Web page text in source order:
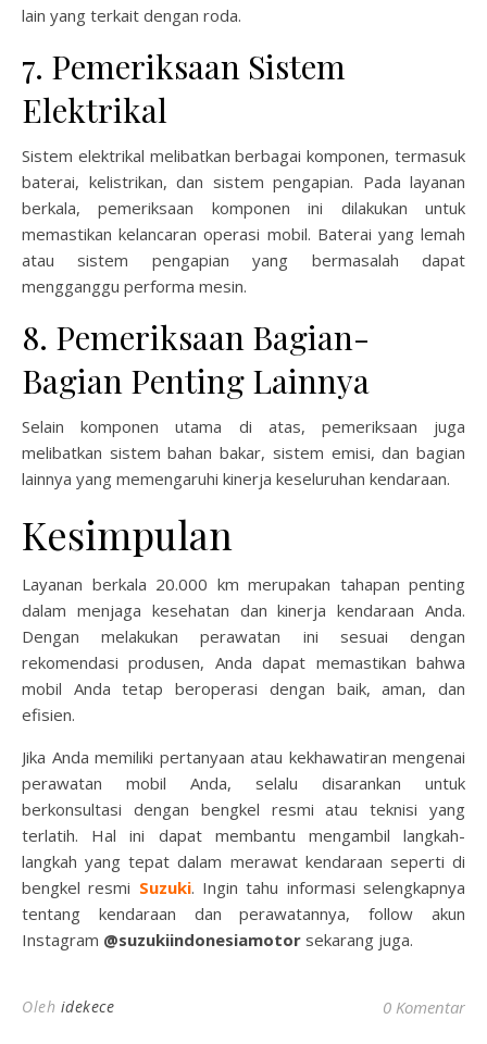
lain yang terkait dengan roda.
7. Pemeriksaan Sistem
Elektrikal
Sistem elektrikal melibatkan berbagai komponen, termasuk
baterai, kelistrikan, dan sistem pengapian. Pada layanan
berkala, pemeriksaan komponen ini dilakukan untuk
memastikan kelancaran operasi mobil. Baterai yang lemah
atau sistem pengapian yang bermasalah dapat
mengganggu performa mesin.
8. Pemeriksaan Bagian-
Bagian Penting Lainnya
Selain komponen utama di atas, pemeriksaan juga
melibatkan sistem bahan bakar, sistem emisi, dan bagian
lainnya yang memengaruhi kinerja keseluruhan kendaraan.
Kesimpulan
Layanan berkala 20.000 km merupakan tahapan penting
dalam menjaga kesehatan dan kinerja kendaraan Anda.
Dengan melakukan perawatan ini sesuai dengan
rekomendasi produsen, Anda dapat memastikan bahwa
mobil Anda tetap beroperasi dengan baik, aman, dan
efisien.
Jika Anda memiliki pertanyaan atau kekhawatiran mengenai
perawatan mobil Anda, selalu disarankan untuk
berkonsultasi dengan bengkel resmi atau teknisi yang
terlatih. Hal ini dapat membantu mengambil langkah-
langkah yang tepat dalam merawat kendaraan seperti di
bengkel resmi Suzuki. Ingin tahu informasi selengkapnya
tentang kendaraan dan perawatannya, follow akun
Instagram @suzukiindonesiamotor sekarang juga.
Oleh idekece 0 Komentar